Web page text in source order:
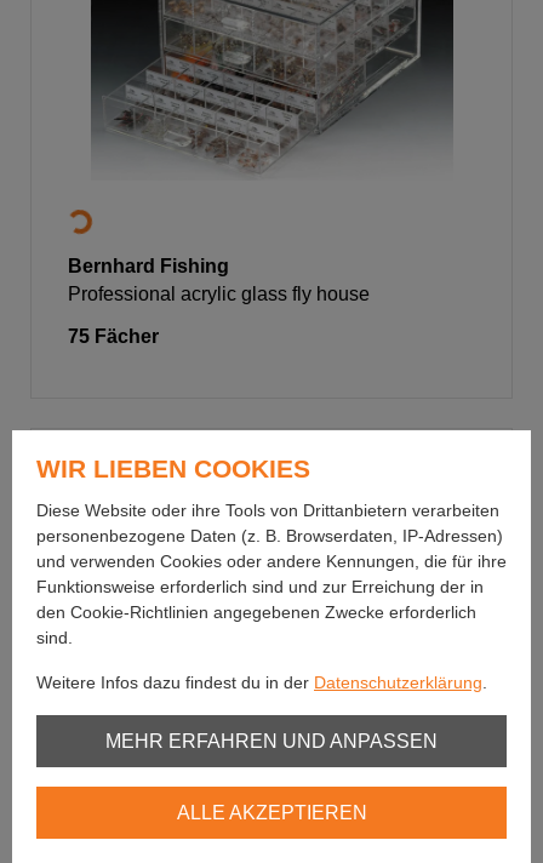
Bernhard Fishing
Professional acrylic glass fly house
75 Fächer
WIR LIEBEN COOKIES
Diese Website oder ihre Tools von Drittanbietern verarbeiten
personenbezogene Daten (z. B. Browserdaten, IP-Adressen)
und verwenden Cookies oder andere Kennungen, die für ihre
Funktionsweise erforderlich sind und zur Erreichung der in
den Cookie-Richtlinien angegebenen Zwecke erforderlich
sind.
Weitere Infos dazu findest du in der Datenschutzerklärung
Unbedingt erforderlich
MEHR ERFAHREN UND ANPASSEN
ALLE AKZEPTIEREN